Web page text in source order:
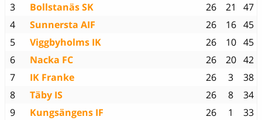
3
Bollstanäs SK 26 21
47
4
Sunnersta AIF 26 16 45
5
Viggbyholms IK 26 10 45
6
Nacka FC 26 20 42
7
IK Franke 26 3
38
8
Täby IS 26 8
34
9
Kungsängens IF 26 1
33